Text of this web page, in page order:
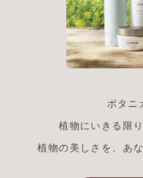
ボタニ
植物にいきる限
植物の美しさを、あ